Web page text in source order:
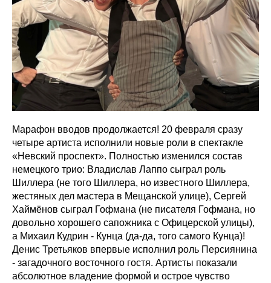
Марафон вводов продолжается! 20 февраля сразу
четыре артиста исполнили новые роли в спектакле
«Невский проспект». Полностью изменился состав
немецкого трио: Владислав Лаппо сыграл роль
Шиллера (не того Шиллера, но известного Шиллера,
жестяных дел мастера в Мещанской улице), Сергей
Хаймёнов сыграл Гофмана (не писателя Гофмана, но
довольно хорошего сапожника с Офицерской улицы),
а Михаил Кудрин - Кунца (да-да, того самого Кунца)!
Денис Третьяков впервые исполнил роль Персиянина
- загадочного восточного гостя. Артисты показали
абсолютное владение формой и острое чувство